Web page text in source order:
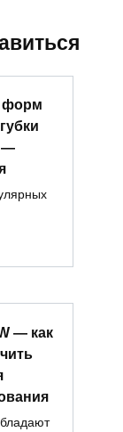
форм
—
— как